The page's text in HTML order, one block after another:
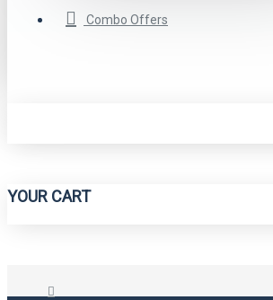
Combo Offers
YOUR CART